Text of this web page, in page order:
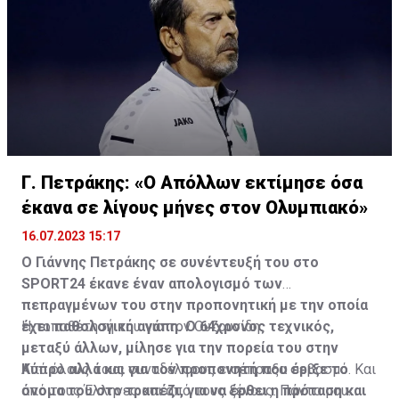
Γ. Πετράκης: «Ο Απόλλων εκτίμησε όσα
έκανα σε λίγους μήνες στον Ολυμπιακό»
16.07.2023 15:17
Ο Γιάννης Πετράκης σε συνέντευξή του στο
SPORT24 έκανε έναν απολογισμό των
πεπραγμένων του στην προπονητική με την οποία
έχει παθολογική αγάπη. Ο 64χρονος τεχνικός,
μεταξύ άλλων, μίλησε για την πορεία του στην
Κύπρο αλλά και για τον προπονητή που έριξε το
όνομα του στο τραπέζι, για να έρθει η πρόταση και
Η τοποθέτησή του για τον Ουζουνίδη:
Από όλους τους συναδέλφους εισέπραξα σεβασμό. Και
από τους Έλληνες και από τους ξένους. Πάντα μου